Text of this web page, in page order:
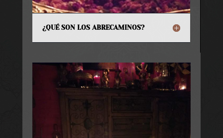
¿QUÉ SON LOS ABRECAMINOS?